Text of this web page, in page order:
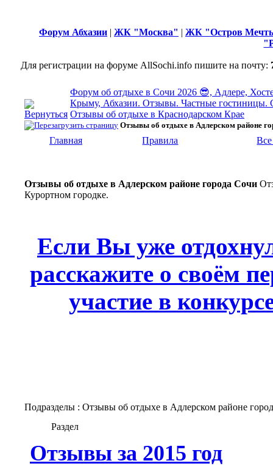
Форум Абхазии | ЖК "Москва" | ЖК "Остров
Для регистрации на форуме AllSochi.info пишите на почту:
Форум об отдыхе в Сочи 2026 😎, Адлере,
Крыму, Абхазии. Отзывы. Частные гостиницы.
Отзывы об отдыхе в Краснодарском Крае
Отзывы об отдыхе в Адлерском районе
Главная Правила
Отзывы об отдыхе в Адлерском районе города Сочи
Курортном городке.
Если Вы уже
расскажите о своём
участие в
Подразделы : Отзывы об отдыхе в Адлерском районе
Раздел
Отзывы за 2015 год